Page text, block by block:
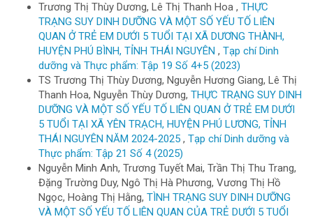
Trương Thị Thùy Dương, Lê Thị Thanh Hoa , THỰC
TRẠNG SUY DINH DƯỠNG VÀ MỘT SỐ YẾU TỐ LIÊN
QUAN Ở TRẺ EM DƯỚI 5 TUỔI TẠI XÃ DƯƠNG THÀNH,
HUYỆN PHÚ BÌNH, TỈNH THÁI NGUYÊN , Tạp chí Dinh
dưỡng và Thực phẩm: Tập 19 Số 4+5 (2023)
TS Trương Thị Thùy Dương, Nguyễn Hương Giang, Lê Thị
Thanh Hoa, Nguyễn Thùy Dương, THỰC TRẠNG SUY DINH
DƯỠNG VÀ MỘT SỐ YẾU TỐ LIÊN QUAN Ở TRẺ EM DƯỚI
5 TUỔI TẠI XÃ YÊN TRẠCH, HUYỆN PHÚ LƯƠNG, TỈNH
THÁI NGUYÊN NĂM 2024-2025 , Tạp chí Dinh dưỡng và
Thực phẩm: Tập 21 Số 4 (2025)
Nguyễn Minh Anh, Trương Tuyết Mai, Trần Thị Thu Trang,
Đặng Trường Duy, Ngô Thị Hà Phương, Vương Thị Hồ
Ngọc, Hoàng Thị Hằng, TÌNH TRẠNG SUY DINH DƯỠNG
VÀ MỘT SỐ YẾU TỐ LIÊN QUAN CỦA TRẺ DƯỚI 5 TUỔI